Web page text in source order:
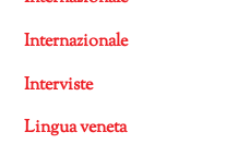
Internazionale
Interviste
Lingua veneta